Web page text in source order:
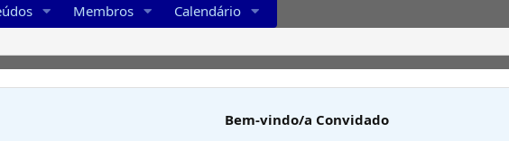
Membros Calendário
Bem-vindo/a Convidado